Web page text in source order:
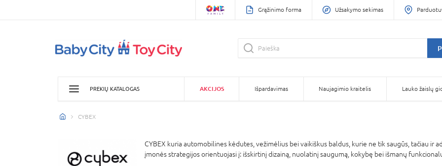
Grąžinimo forma Užsakymo sekimas
PREKIŲ KATALOGAS AKCIJOS Išpardavimas Naujagimio kraitelis Lauko žaislų
CYBEX
CYBEX kuria automobilines kėdutes, vežimėlius bei vaikiškus baldus, kurie ne tik saugūs, tačiau ir
įmonės strategijos orientuojasi į: išskirtinį dizainą, nuolatinį saugumą, kokybę bei išmanų